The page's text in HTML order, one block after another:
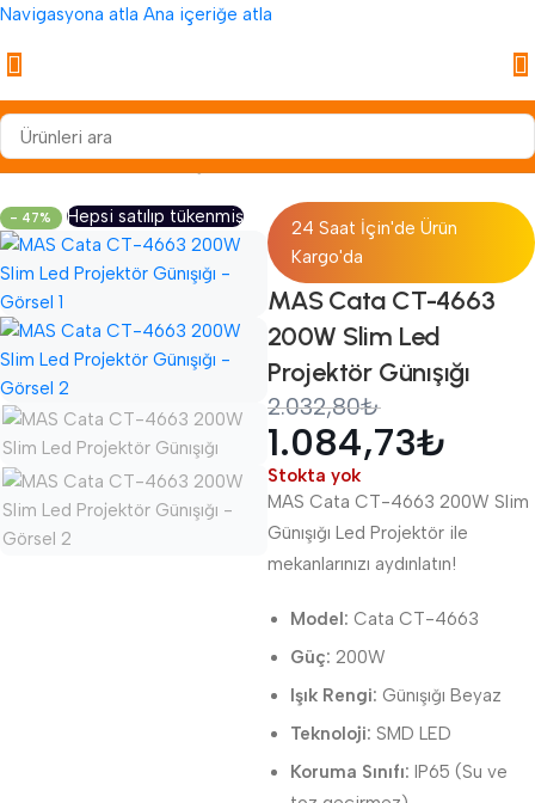
Navigasyona atla Ana içeriğe atla
Anasayfa/Aydınlatma/Dış Mekan Aydınlatma/Projektör
- 47% Hepsi satılıp tükenmiş
24 Saat İçin'de Ürün
Kargo'da
MAS Cata CT-4663
200W Slim Led
Projektör Günışığı
2.032,80₺
1.084,73₺
Stokta yok
MAS Cata CT-4663 200W Slim
Günışığı Led Projektör ile
mekanlarınızı aydınlatın!
Model: Cata CT-4663
Güç: 200W
Işık Rengi: Günışığı Beyaz
Teknoloji: SMD LED
Koruma Sınıfı: IP65 (Su ve